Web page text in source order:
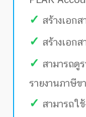
✓ สร้างเอก
✓ สร้างเอก
✓ สามารถดู
รายงานภาษีข
✓ สามารถใ